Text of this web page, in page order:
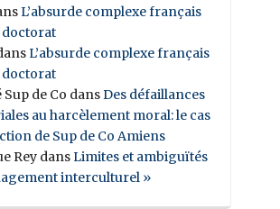
L’absurde complexe français
doctorat
L’absurde complexe français
doctorat
Sup de Co dansDes défaillances
au harcèlement moral: le cas
de Sup de Co Amiens
Rey dansLimites et ambiguïtés
interculturel »